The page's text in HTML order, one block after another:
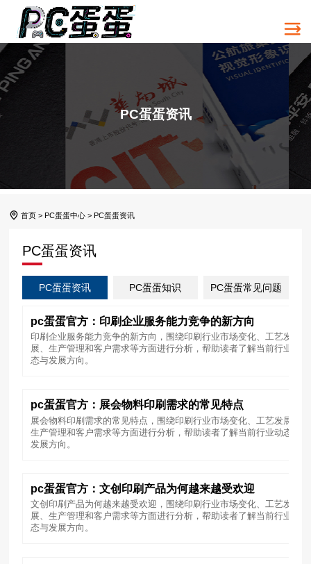
PC蛋蛋资讯
首页 >PC蛋蛋中心 >PC蛋蛋资讯
PC蛋蛋资讯
PC蛋蛋资讯 PC蛋蛋知识 PC蛋蛋常见问题
pc蛋蛋官方：印刷企业服务能力竞争的新方向
印刷企业服务能力竞争的新方向，围绕印刷行业市场变化、工艺发
展、生产管理和客户需求等方面进行分析，帮助读者了解当前行业动
态与发展方向。
pc蛋蛋官方：展会物料印刷需求的常见特点
展会物料印刷需求的常见特点，围绕印刷行业市场变化、工艺发展、
生产管理和客户需求等方面进行分析，帮助读者了解当前行业动态与
发展方向。
pc蛋蛋官方：文创印刷产品为何越来越受欢迎
文创印刷产品为何越来越受欢迎，围绕印刷行业市场变化、工艺发
展、生产管理和客户需求等方面进行分析，帮助读者了解当前行业动
态与发展方向。